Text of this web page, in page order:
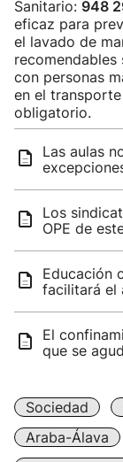
Sanitario: 948
eficaz para
el lavado de
con personas
en el
obligatorio.
Las aulas
Los
OPE de
Educación
facilitará el
El
que se
Sociedad
Araba-Álava